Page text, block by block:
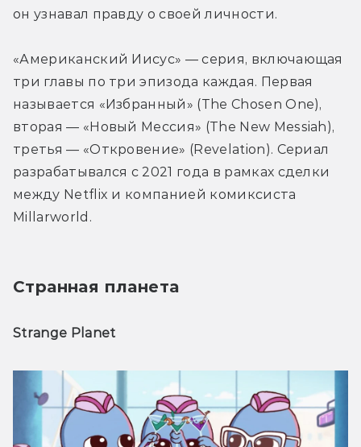
он узнавал правду о своей личности.
«Американский Иисус» — серия, включающая
три главы по три эпизода каждая. Первая
называется «Избранный» (The Chosen One),
вторая — «Новый Мессия» (The New Messiah),
третья — «Откровение» (Revelation). Сериал
разрабатывался с 2021 года в рамках сделки
между Netflix и компанией комиксиста
Millarworld.
Странная планета
Strange Planet